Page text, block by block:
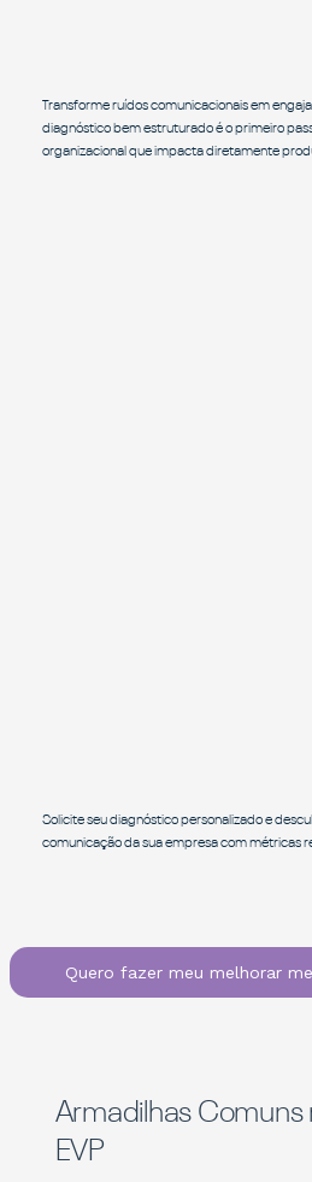
Transforme ruídos comunicacionais em
diagnóstico bem estruturado é o primeiro
organizacional que impacta diretamente
Solicite seu diagnóstico personalizado e
comunicação da sua empresa com métricas
Quero fazer meu melhorar
Armadilhas Comuns
EVP